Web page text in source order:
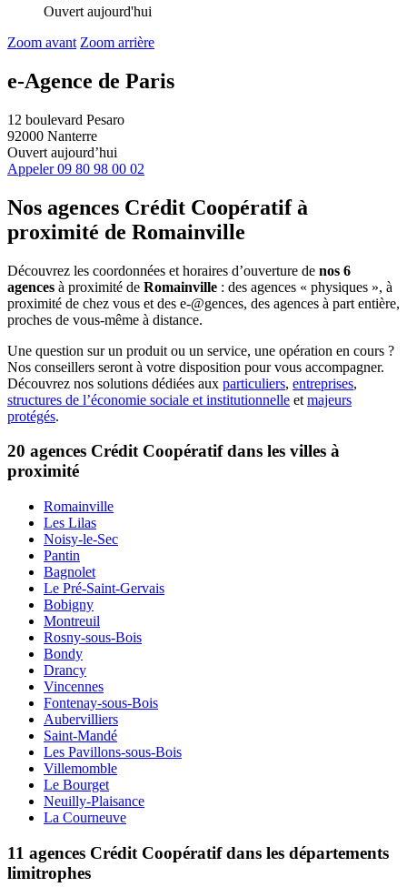
Ouvert aujourd'hui
Zoom avant Zoom arrière
e-Agence de Paris
12 boulevard Pesaro
92000 Nanterre
Ouvert aujourd’hui
Appeler 09 80 98 00 02
Nos agences Crédit Coopératifà
proximité de Romainville
Découvrez les coordonnées et horaires d’ouverture de nos 6
agences à proximité de Romainville : des agences « physiques », à
proximité de chez vous et des e-@gences, des agences à part entière,
proches de vous-même à distance.
Une question sur un produit ou un service, une opération en cours ?
Nos conseillers seront à votre disposition pour vous accompagner.
Découvrez nos solutions dédiées aux particuliers, entreprises,
structures de l’économie sociale et institutionnelle et majeurs
protégés.
20 agences Crédit Coopératif dans les villes à
proximité
Romainville
Les Lilas
Noisy-le-Sec
Pantin
Bagnolet
Le Pré-Saint-Gervais
Bobigny
Montreuil
Rosny-sous-Bois
Bondy
Drancy
Vincennes
Fontenay-sous-Bois
Aubervilliers
Saint-Mandé
Les Pavillons-sous-Bois
Villemomble
Le Bourget
Neuilly-Plaisance
La Courneuve
11 agences Crédit Coopératif dans les départements
limitrophes